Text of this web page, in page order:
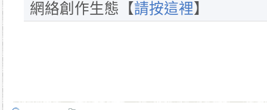
網絡創作生態【請按這裡】